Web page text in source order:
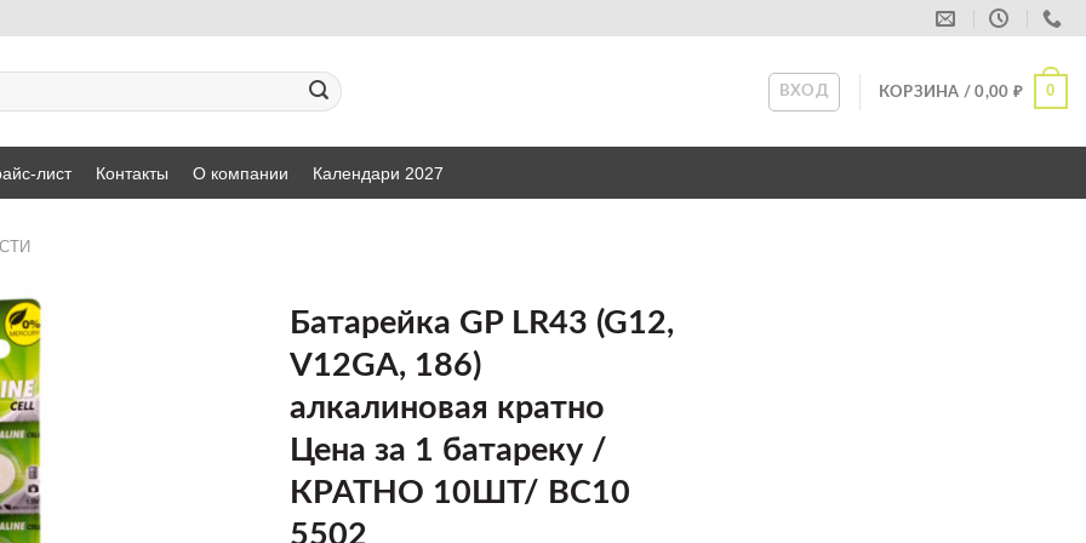
ВХОД КОРЗИНА /0,00 ₽ 0
лист Контакты О компании Календари 2027
Батарейка GP LR43 (G12,
V12GA, 186)
алкалиновая кратно
Цена за 1 батареку /
КРАТНО 10ШТ/ BC10
5502